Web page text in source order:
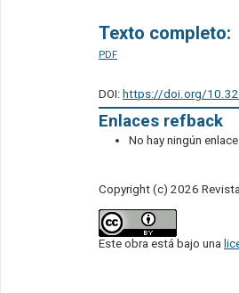
Texto completo:
PDF
DOI: https://doi.org/
Enlaces refback
No hay ningún
Copyright (c) 2026
Este obra está bajo una